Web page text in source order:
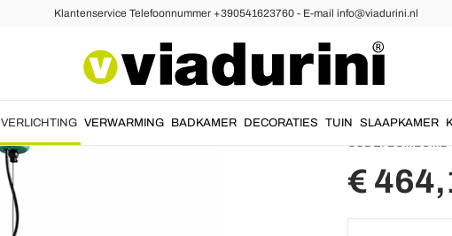
Klantenservice Telefoonnummer +390541623760 - E-mail info@viadurini.nl
VERLICHTING VERWARMING BADKAMER DECORATIES TUIN SLAAPKAMER
Ronde
CODE:BUMBUM1
€